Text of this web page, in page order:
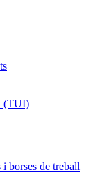
(TUI)
i borses de treball